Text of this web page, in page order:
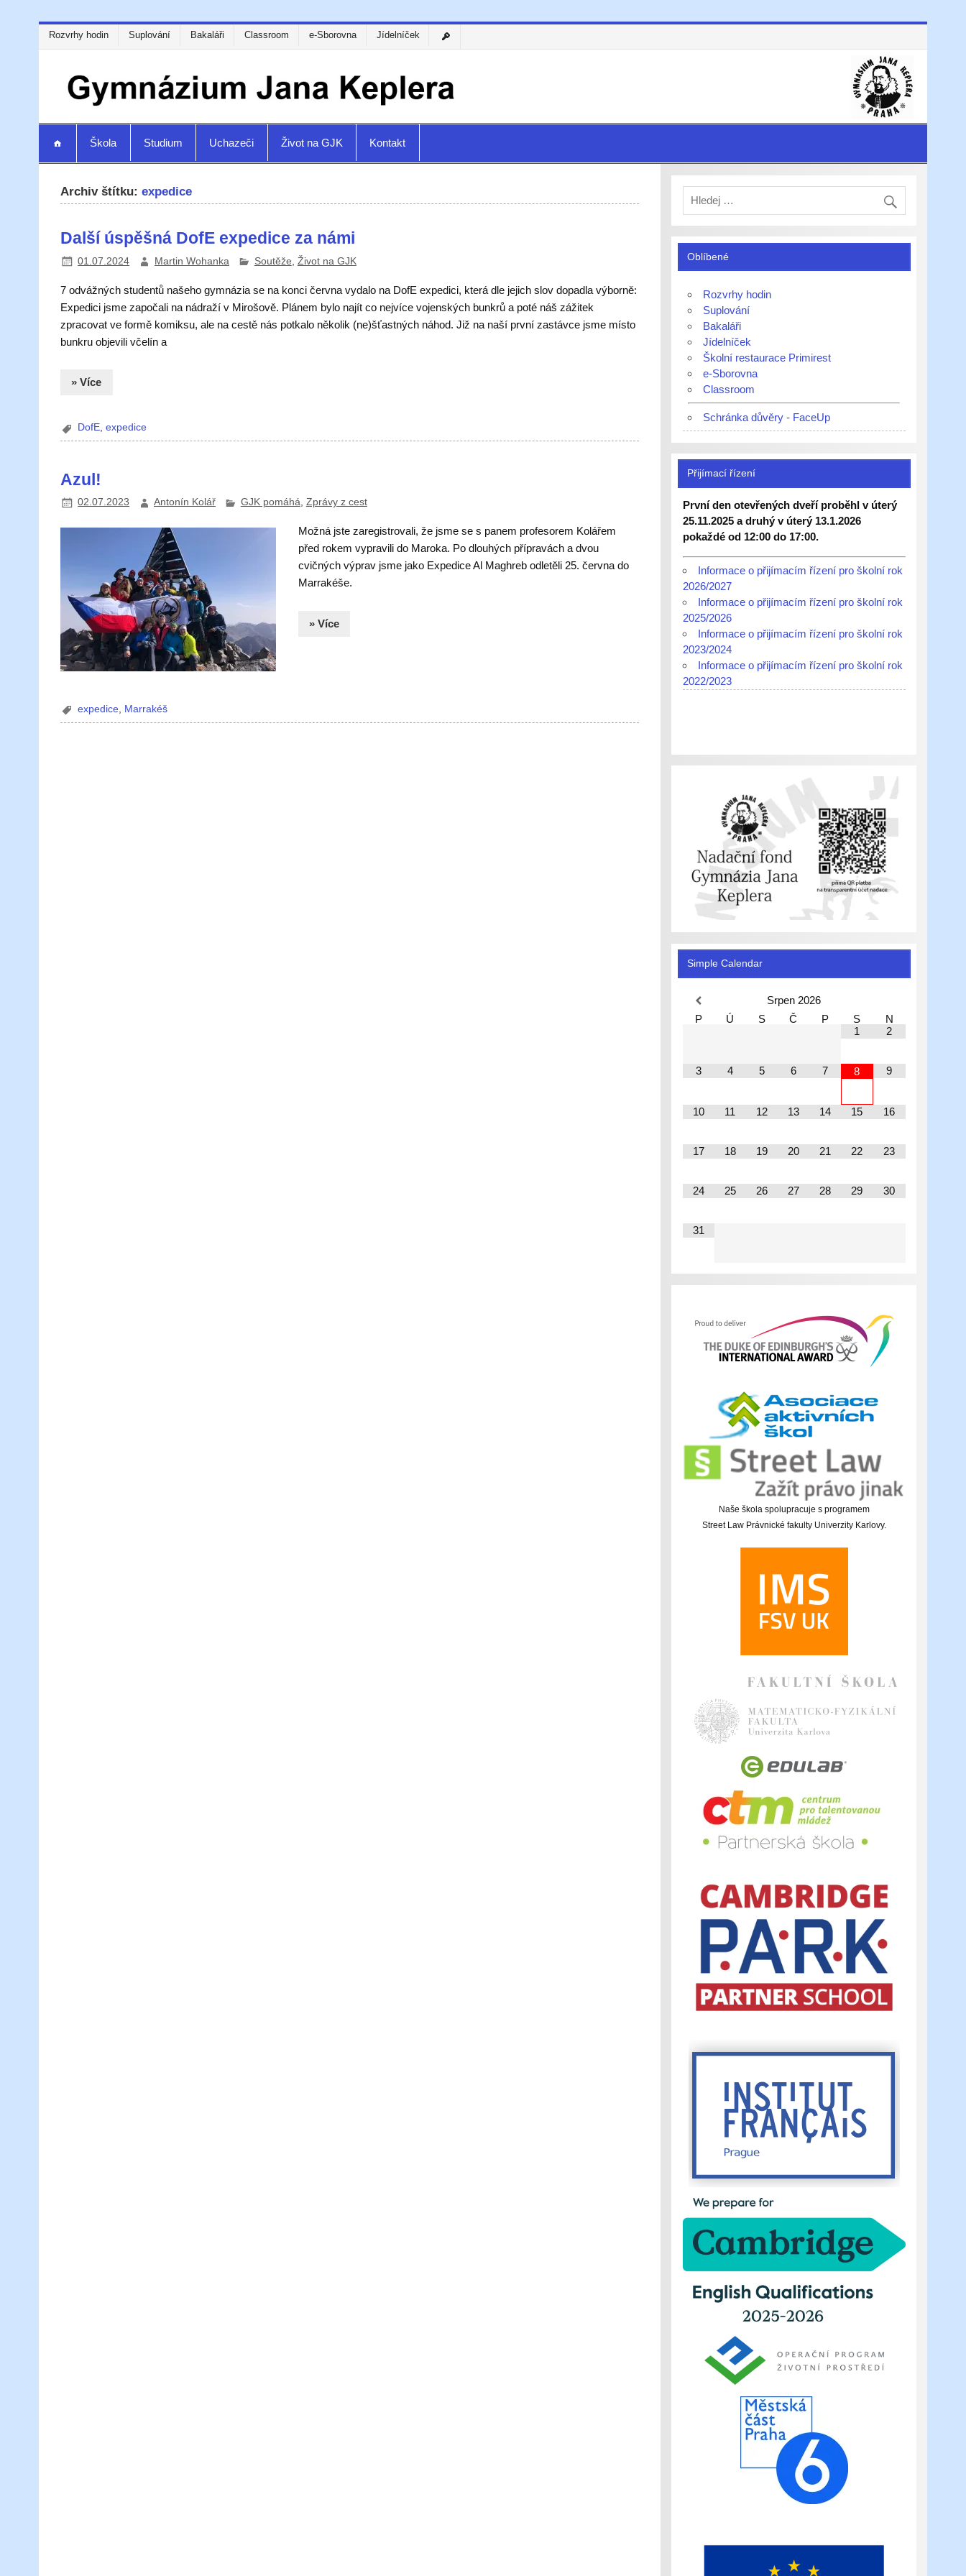
Rozvrhy hodin Suplování Bakaláři Classroom e-Sborovna Jídelníček
Škola Studium Uchazeči Život na GJK Kontakt
Archiv štítku:expedice
Další úspěšná DofE expedice za námi
01.07.2024 Martin Wohanka Soutěže Život na GJK
7 odvážných studentů našeho gymnázia se na konci června vydalo na DofE expedici, která dle jejich slov dopadla výborně:
Expedici jsme započali na nádraží v Mirošově. Plánem bylo najít co nejvíce vojenských bunkrů a poté náš zážitek
zpracovat ve formě komiksu, ale na cestě nás potkalo několik (ne)šťastných náhod. Již na naší první zastávce jsme místo
bunkru objevili včelín a
» Více
DofE,expedice
Azul!
02.07.2023 Antonín Kolář GJK pomáhá, Zprávy z cest
Možná jste zaregistrovali, že jsme se s panem profesorem Kolářem
před rokem vypravili do Maroka. Po dlouhých přípravách a dvou
cvičných výprav jsme jako Expedice Al Maghreb odletěli 25. června do
Marrakéše.
» Více
expedice Marrakéš
Oblíbené
Rozvrhy hodin
Suplování
Bakaláři
Jídelníček
Školní restaurace Primirest
e-Sborovna
Classroom
Schránka důvěry - FaceUp
Přijímací řízení
První den otevřených dveří proběhl v úterý
25.11.2025 a druhý v úterý 13.1.2026
pokaždé od 12:00 do 17:00.
Informace o přijímacím řízení pro školní rok
2026/2027
Informace o přijímacím řízení pro školní rok
2025/2026
Informace o přijímacím řízení pro školní rok
2023/2024
Informace o přijímacím řízení pro školní rok
2022/2023
Simple Calendar
Srpen 2026
P
Ú S Č P S
N
1
2
3 4 5 6 7 8 9
10 11 12 13 14 15 16
17 18 19 20 21 22 23
24 25 26 27 28 29 30
31
Naše škola spolupracuje s programem
Street Law Právnické fakulty Univerzity Karlovy.